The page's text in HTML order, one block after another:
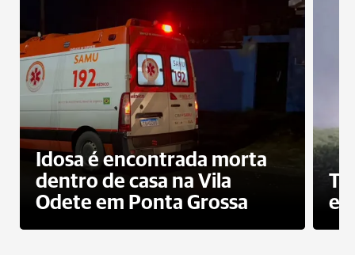
Idosa é encontrada morta
dentro de casa na Vila
Odete em Ponta Grossa
e